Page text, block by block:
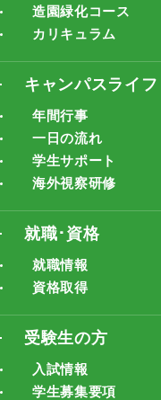
造園緑化コース
カリキュラム
キャンパスライフ
年間行事
一日の流れ
学生サポート
海外視察研修
就職･資格
就職情報
資格取得
受験生の方
入試情報
学生募集要項